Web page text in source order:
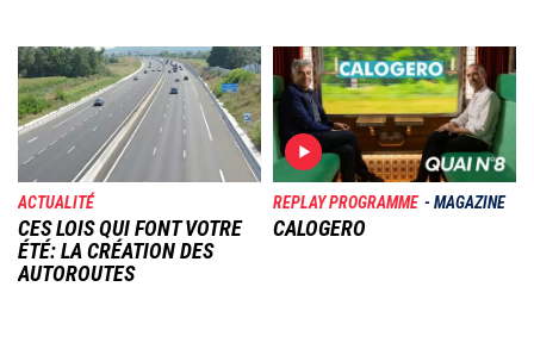
Image
ACTUALITÉ
CES LOIS QUI FONT VOTRE
ÉTÉ: LA CRÉATION DES
AUTOROUTES
Image
REPLAY PROGRAMME MAGAZINE
CALOGERO